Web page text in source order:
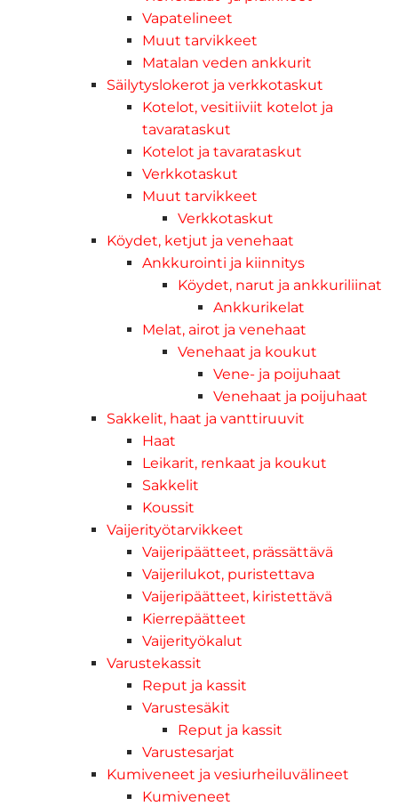
Vapatelineet
Muut tarvikkeet
Matalan veden ankkurit
Säilytyslokerot ja verkkotaskut
Kotelot, vesitiiviit kotelot ja
tavarataskut
Kotelot ja tavarataskut
Verkkotaskut
Muut tarvikkeet
Verkkotaskut
Köydet, ketjut ja venehaat
Ankkurointi ja kiinnitys
Köydet, narut ja ankkuriliinat
Ankkurikelat
Melat, airot ja venehaat
Venehaat ja koukut
Vene- ja poijuhaat
Venehaat ja poijuhaat
Sakkelit, haat ja vanttiruuvit
Haat
Leikarit, renkaat ja koukut
Sakkelit
Koussit
Vaijerityötarvikkeet
Vaijeripäätteet, prässättävä
Vaijerilukot, puristettava
Vaijeripäätteet, kiristettävä
Kierrepäätteet
Vaijerityökalut
Varustekassit
Reput ja kassit
Varustesäkit
Reput ja kassit
Varustesarjat
Kumiveneet ja vesiurheiluvälineet
Kumiveneet